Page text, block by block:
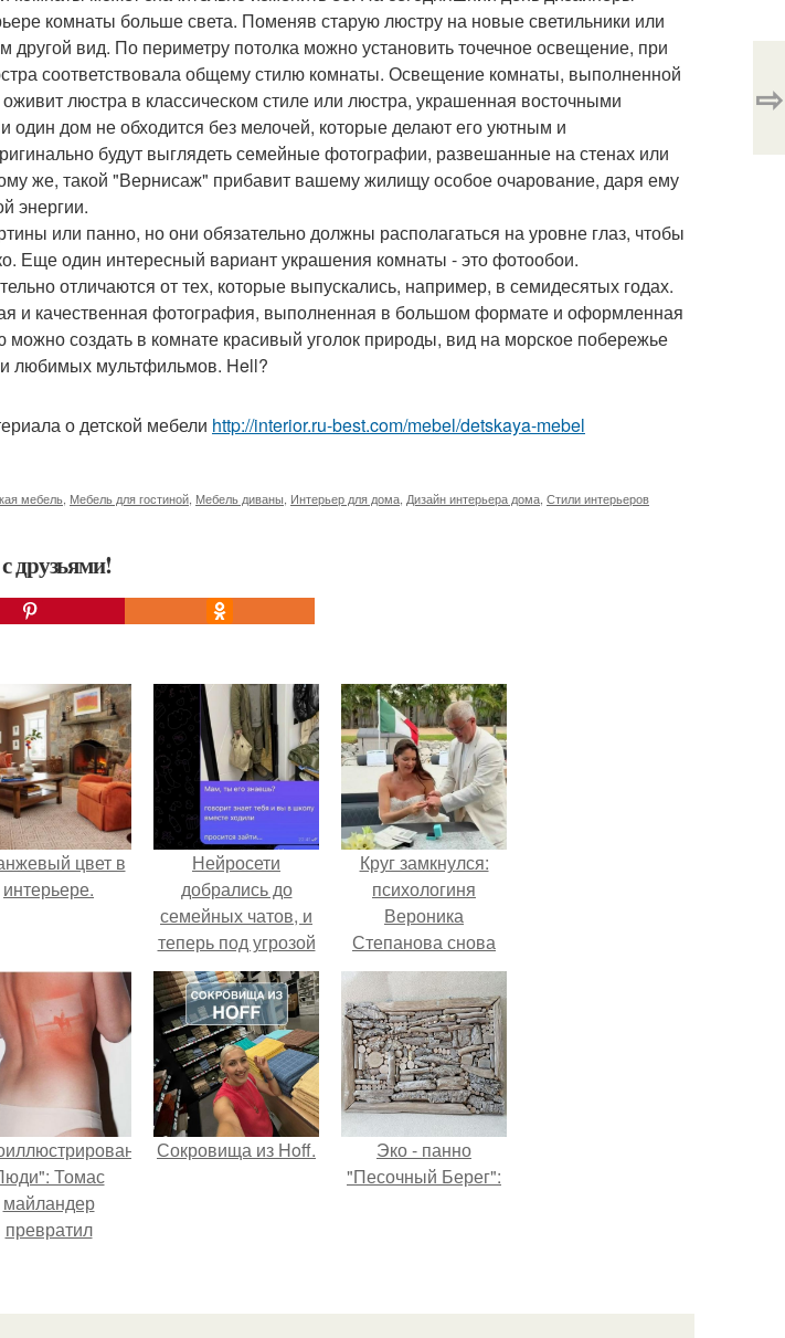
комнаты больше света. Поменяв старую люстру на новые светильники или
другой вид. По периметру потолка можно установить точечное освещение, при
соответствовала общему стилю комнаты. Освещение комнаты, выполненной
люстра в классическом стиле или люстра, украшенная восточными
дом не обходится без мелочей, которые делают его уютным и
будут выглядеть семейные фотографии, развешанные на стенах или
же, такой "Вернисаж" прибавит вашему жилищу особое очарование, даря ему
энергии.
или панно, но они обязательно должны располагаться на уровне глаз, чтобы
Еще один интересный вариант украшения комнаты - это фотообои.
отличаются от тех, которые выпускались, например, в семидесятых годах.
и качественная фотография, выполненная в большом формате и оформленная
создать в комнате красивый уголок природы, вид на морское побережье
любимых мультфильмов. Hell?
о детской мебели http://interior.ru-best.com/mebel/detskaya-mebel
мебель Мебель для гостиной Мебель диваны Интерьер для дома Дизайн интерьера дома Стили интерьеров
друзьями!
⇨
цвет в
интерьере.
Нейросети
добрались до
семейных чатов, и
теперь под угрозой
мамины нервы.
Круг замкнулся:
психологиня
Вероника
Степанова снова
вышла замуж за
собственного
бывшего мужа.
Томас
майландер
превратил
Сокровища из Hoff.
Эко - панно
"Песочный Берег":